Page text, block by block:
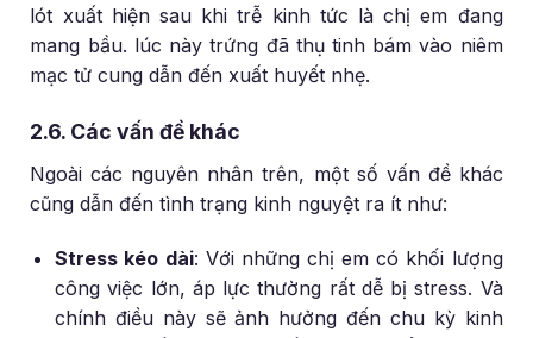
lót xuất hiện sau khi trễ kinh tức là chị em đang
mang bầu. lúc này trứng đã thụ tinh bám vào niêm
mạc tử cung dẫn đến xuất huyết nhẹ.
2.6. Các vấn đề khác
Ngoài các nguyên nhân trên, một số vấn đề khác
cũng dẫn đến tình trạng kinh nguyệt ra ít như:
Stress kéo dài: Với những chị em có khối lượng
công việc lớn, áp lực thường rất dễ bị stress. Và
chính điều này sẽ ảnh hưởng đến chu kỳ kinh